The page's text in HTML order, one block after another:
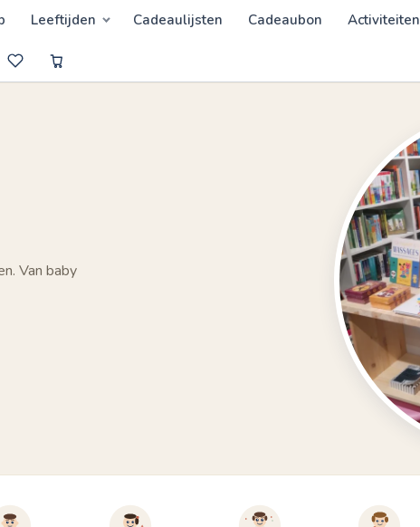
Leeftijden Cadeaulijsten Cadeaubon Activiteiten
Van baby